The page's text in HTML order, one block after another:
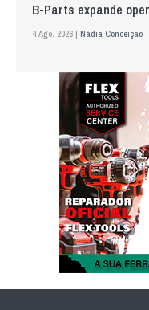
B-Parts expande
4 Ago. 2026 | Nádia Conceição